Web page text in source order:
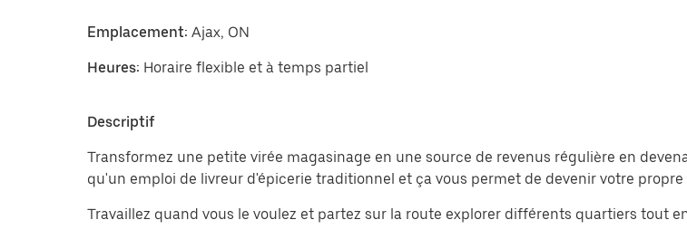
Emplacement: Ajax, ON
Heures: Horaire flexible et à temps partiel
Descriptif
Transformez une petite virée magasinage en une source de revenus régulière en
qu'un emploi de livreur d'épicerie traditionnel et ça vous permet de devenir votre propre
Travaillez quand vous le voulez et partez sur la route explorer différents quartiers tout